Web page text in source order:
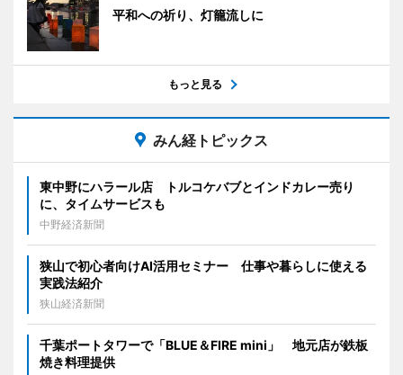
平和への祈り、灯籠流しに
もっと見る
みん経トピックス
東中野にハラール店 トルコケバブとインドカレー売り
に、タイムサービスも
中野経済新聞
狭山で初心者向けAI活用セミナー 仕事や暮らしに使える
実践法紹介
狭山経済新聞
千葉ポートタワーで「BLUE＆FIRE mini」 地元店が鉄板
焼き料理提供